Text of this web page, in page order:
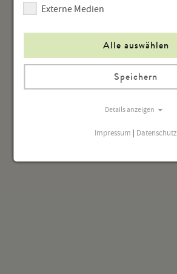
Externe Medien
Alle auswählen
Speichern
Details anzeigen
Impressum | Datenschutz